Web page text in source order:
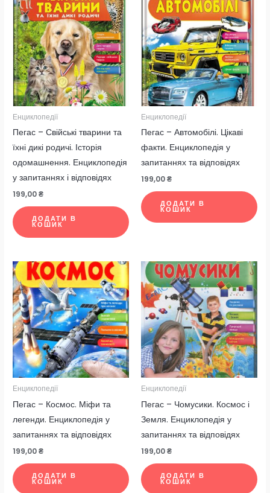
Енциклопедії
Пегас – Свійські тварини та
їхні дикі родичі. Історія
одомашнення. Енциклопедія
у запитаннях і відповідях
199,00₴
ДОДАТИ В
КОШИК
Енциклопедії
Пегас – Автомобілі. Цікаві
факти. Енциклопедія у
запитаннях та відповідях
199,00₴
ДОДАТИ В
КОШИК
Енциклопедії
Пегас – Космос. Міфи та
легенди. Енциклопедія у
запитаннях та відповідях
199,00₴
ДОДАТИ В
КОШИК
Енциклопедії
Пегас – Чомусики. Космос і
Земля. Енциклопедія у
запитаннях та відповідях
199,00₴
ДОДАТИ В
КОШИК